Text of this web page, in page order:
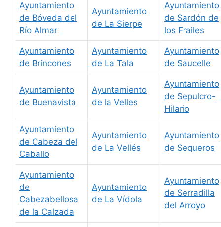
Ayuntamiento
de Bóveda del
Río Almar
Ayuntamiento
de La Sierpe
Ayuntamiento
de Sardón de
los Frailes
Ayuntamiento
de Brincones
Ayuntamiento
de La Tala
Ayuntamiento
de Saucelle
Ayuntamiento
de Buenavista
Ayuntamiento
de la Velles
Ayuntamiento
de Sepulcro-
Hilario
Ayuntamiento
de Cabeza del
Caballo
Ayuntamiento
de La Vellés
Ayuntamiento
de Sequeros
Ayuntamiento
de
Cabezabellosa
de la Calzada
Ayuntamiento
de La Vídola
Ayuntamiento
de Serradilla
del Arroyo